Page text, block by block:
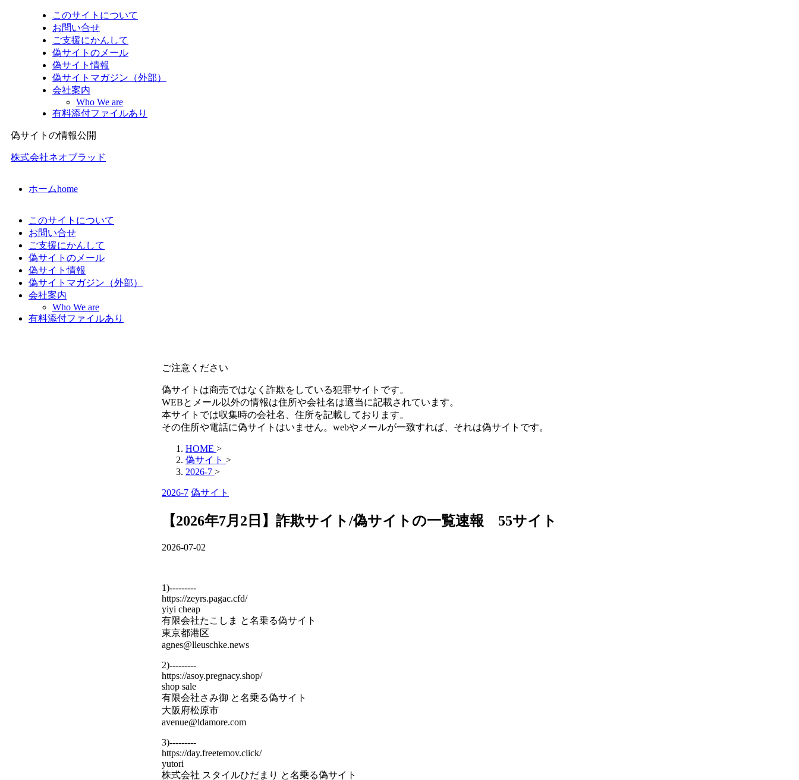
このサイトについて
お問い合せ
ご支援にかんして
偽サイトのメール
偽サイト情報
偽サイトマガジン（外部）
会社案内
Who We are
有料添付ファイルあり
偽サイトの情報公開
株式会社ネオブラッド
ホームhome
このサイトについて
お問い合せ
ご支援にかんして
偽サイトのメール
偽サイト情報
偽サイトマガジン（外部）
会社案内
Who We are
有料添付ファイルあり
ご注意ください
偽サイトは商売ではなく詐欺をしている犯罪サイトです。
WEBとメール以外の情報は住所や会社名は適当に記載されています。
本サイトでは収集時の会社名、住所を記載しております。
その住所や電話に偽サイトはいません。webやメールが一致すれば、それは偽サイトです。
HOME >
偽サイト >
2026-7 >
2026-7 偽サイト
【2026年7月2日】詐欺サイト/偽サイトの一覧速報 55サイト
2026-07-02
1)---------
https://zeyrs.pagac.cfd/
yiyi cheap
有限会社たこしま と名乗る偽サイト
東京都港区
agnes@lleuschke.news
2)---------
https://asoy.pregnacy.shop/
shop sale
有限会社さみ御 と名乗る偽サイト
大阪府松原市
avenue@ldamore.com
3)---------
https://day.freetemov.click/
yutori
株式会社 スタイルひだまり と名乗る偽サイト